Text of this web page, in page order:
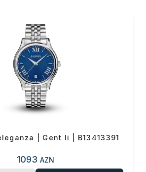
| Gent Ii | B13413391
1093 AZN
Alış-verişə davam et